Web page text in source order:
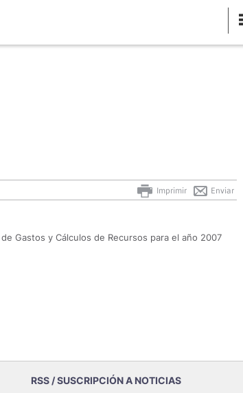
Enviar
Imprimir
Gastos y Cálculos de Recursos para el año 2007
RSS / SUSCRIPCIÓN A NOTICIAS